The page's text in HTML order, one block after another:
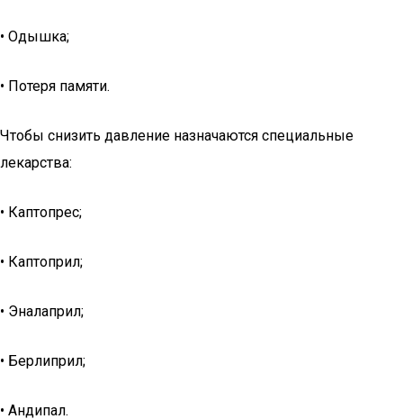
• Одышка;
• Потеря памяти.
Чтобы снизить давление назначаются специальные
лекарства:
• Каптопрес;
• Каптоприл;
• Эналаприл;
• Берлиприл;
• Андипал.